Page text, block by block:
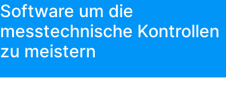
Software um die
messtechnische Kontrollen
zu meistern